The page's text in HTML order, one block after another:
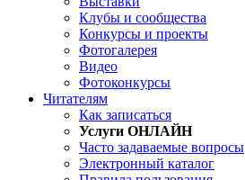
Клубы и сообщества
Конкурсы и проекты
Фотогалерея
Видео
Фотоконкурсы
Читателям
Как записаться
Услуги ОНЛАЙН
Часто задаваемые вопросы
Электронный каталог